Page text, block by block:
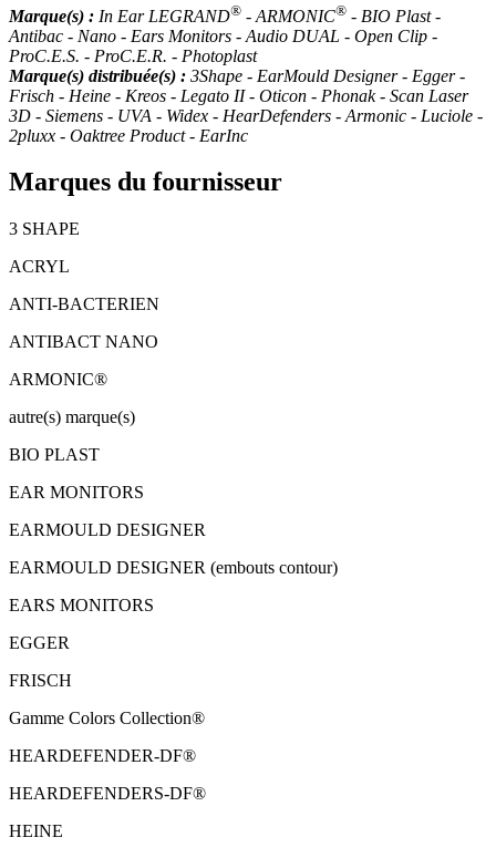
Marque(s) : In Ear LEGRAND® - ARMONIC® - BIO Plast -
Antibac - Nano - Ears Monitors - Audio DUAL - Open Clip -
ProC.E.S. - ProC.E.R. - Photoplast
Marque(s) distribuée(s) : 3Shape - EarMould Designer - Egger -
Frisch - Heine - Kreos - Legato II - Oticon - Phonak - Scan Laser
3D - Siemens - UVA - Widex - HearDefenders - Armonic - Luciole -
2pluxx - Oaktree Product - EarInc
Marques du fournisseur
3 SHAPE
ACRYL
ANTI-BACTERIEN
ANTIBACT NANO
ARMONIC®
autre(s) marque(s)
BIO PLAST
EAR MONITORS
EARMOULD DESIGNER
EARMOULD DESIGNER (embouts contour)
EARS MONITORS
EGGER
FRISCH
Gamme Colors Collection®
HEARDEFENDER-DF®
HEARDEFENDERS-DF®
HEINE